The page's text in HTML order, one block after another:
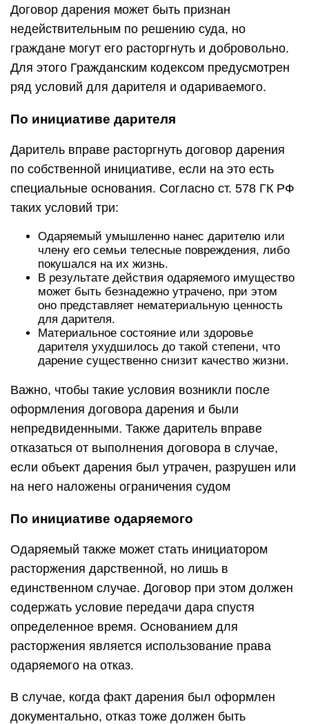
Договор дарения может быть признан
недействительным по решению суда, но
граждане могут его расторгнуть и добровольно.
Для этого Гражданским кодексом предусмотрен
ряд условий для дарителя и одариваемого.
По инициативе дарителя
Даритель вправе расторгнуть договор дарения
по собственной инициативе, если на это есть
специальные основания. Согласно ст. 578 ГК РФ
таких условий три:
Одаряемый умышленно нанес дарителю или
члену его семьи телесные повреждения, либо
покушался на их жизнь.
В результате действия одаряемого имущество
может быть безнадежно утрачено, при этом
оно представляет нематериальную ценность
для дарителя.
Материальное состояние или здоровье
дарителя ухудшилось до такой степени, что
дарение существенно снизит качество жизни.
Важно, чтобы такие условия возникли после
оформления договора дарения и были
непредвиденными. Также даритель вправе
отказаться от выполнения договора в случае,
если объект дарения был утрачен, разрушен или
на него наложены ограничения судом
По инициативе одаряемого
Одаряемый также может стать инициатором
расторжения дарственной, но лишь в
единственном случае. Договор при этом должен
содержать условие передачи дара спустя
определенное время. Основанием для
расторжения является использование права
одаряемого на отказ.
В случае, когда факт дарения был оформлен
документально, отказ тоже должен быть